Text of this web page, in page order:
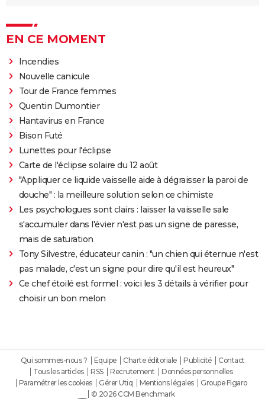
EN CE MOMENT
Incendies
Nouvelle canicule
Tour de France femmes
Quentin Dumontier
Hantavirus en France
Bison Futé
Lunettes pour l'éclipse
Carte de l'éclipse solaire du 12 août
"Appliquer ce liquide vaisselle aide à dégraisser la paroi de
douche" : la meilleure solution selon ce chimiste
Les psychologues sont clairs : laisser la vaisselle sale
s'accumuler dans l'évier n'est pas un signe de paresse,
mais de saturation
Tony Silvestre, éducateur canin : "un chien qui éternue n'est
pas malade, c'est un signe pour dire qu'il est heureux"
Ce chef étoilé est formel : voici les 3 détails à vérifier pour
choisir un bon melon
Qui sommes-nous ? Equipe Charte éditoriale Publicité
Contact
Tous les articles
RSS Recrutement
Données personnelles
Paramétrer les cookies
Gérer Utiq Mentions légales
Groupe Figaro
© 2026 CCM Benchmark